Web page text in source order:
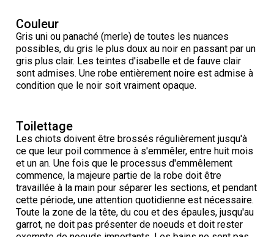
Corgi gallois (Pembroke)
Pumi
Lévrier persan
Shikoku
Chien nu du Pérou (Perro Sin Pelo Del Peru)
Épagneul français
Épagneul d’eau irlandais
Épagneul springer gallois
Spinone italiano
Vizsla à poil lisse
Bull terrier du Staffordshire
Terrier gallois
Terre-Neuve
Chien d’eau portugais
Samoyède
Schnauzer (géant)
Schnauzer (standard)
Couleur
Gris uni ou panaché (merle) de toutes les nuances
possibles, du gris le plus doux au noir en passant par un
gris plus clair. Les teintes d'isabelle et de fauve clair
sont admises. Une robe entièrement noire est admise à
condition que le noir soit vraiment opaque.
Toilettage
Les chiots doivent être brossés régulièrement jusqu'à
ce que leur poil commence à s'emmêler, entre huit mois
et un an. Une fois que le processus d'emmêlement
commence, la majeure partie de la robe doit être
travaillée à la main pour séparer les sections, et pendant
cette période, une attention quotidienne est nécessaire.
Toute la zone de la tête, du cou et des épaules, jusqu'au
garrot, ne doit pas présenter de noeuds et doit rester